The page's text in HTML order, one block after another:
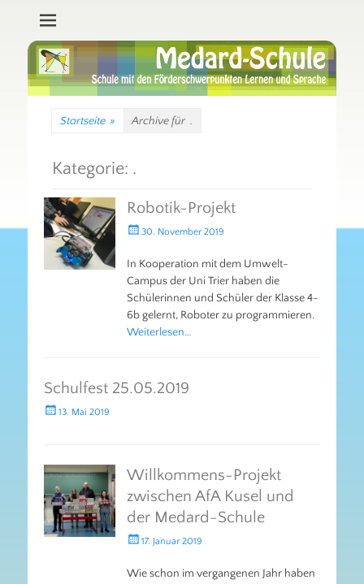
Startseite » Archive für .
Kategorie: .
Robotik-Projekt
Gepostet
30. November 2019
In Kooperation mit dem Umwelt-
Campus der Uni Trier haben die
Schülerinnen und Schüler der Klasse 4-
6b gelernt, Roboter zu programmieren.
Weiterlesen…
Schulfest 25.05.2019
Gepostet
13. Mai 2019
Willkommens-Projekt
zwischen AfA Kusel und
der Medard-Schule
Gepostet
17. Januar 2019
Wie schon im vergangenen Jahr haben